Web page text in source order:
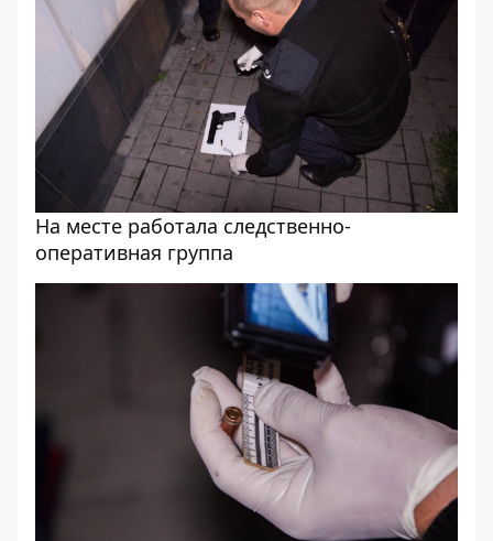
На месте работала следственно-
оперативная группа